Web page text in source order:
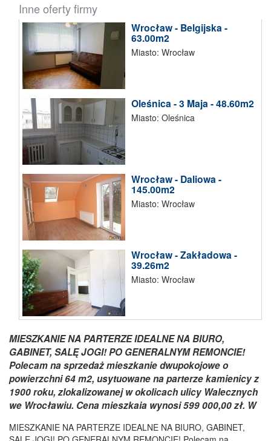
Inne oferty firmy
Wrocław - Belgijska -
63.00m2
Miasto: Wrocław
Oleśnica - 3 Maja - 48.60m2
Miasto: Oleśnica
Wrocław - Daliowa -
145.00m2
Miasto: Wrocław
Wrocław - Zakładowa -
39.26m2
Miasto: Wrocław
MIESZKANIE NA PARTERZE IDEALNE NA BIURO,
GABINET, SALĘ JOGI! PO GENERALNYM REMONCIE!
Polecam na sprzedaż mieszkanie dwupokojowe o
powierzchni 64 m2, usytuowane na parterze kamienicy z
1900 roku, zlokalizowanej w okolicach ulicy Walecznych
we Wrocławiu. Cena mieszkaia wynosi 599 000,00 zł. W
MIESZKANIE NA PARTERZE IDEALNE NA BIURO, GABINET,